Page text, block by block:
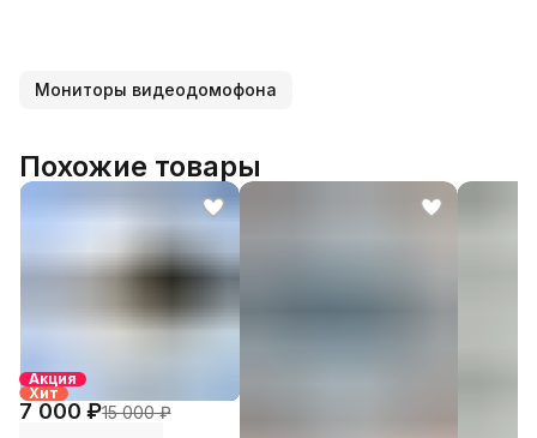
Мониторы видеодомофона
Похожие товары
Акция
Хит
7 000 ₽15 000 ₽